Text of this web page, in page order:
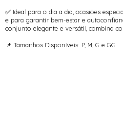
✅ Ideal para o dia a dia, ocasiões
e para garantir bem-estar e
conjunto elegante e versátil, combina
📌 Tamanhos Disponíveis: P, M, G e GG